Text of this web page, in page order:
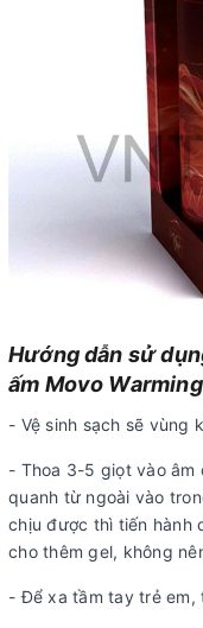
Hướng dẫn sử
ấm Movo
- Vệ sinh sạch sẽ vùng
- Thoa 3-5 giọt vào âm
quanh từ ngoài vào
chịu được thì tiến hành
cho thêm gel, không
- Để xa tầm tay trẻ em,